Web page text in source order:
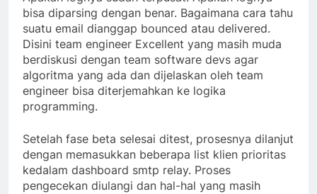
bisa diparsing dengan benar. Bagaimana cara tahu
suatu email dianggap bounced atau delivered.
Disini team engineer Excellent yang masih muda
berdiskusi dengan team software devs agar
algoritma yang ada dan dijelaskan oleh team
engineer bisa diterjemahkan ke logika
programming.
Setelah fase beta selesai ditest, prosesnya dilanjut
dengan memasukkan beberapa list klien prioritas
kedalam dashboard smtp relay. Proses
pengecekan diulangi dan hal-hal yang masih